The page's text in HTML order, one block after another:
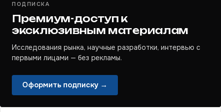
ПОДПИСКА
Премиум-доступ к
эксклюзивным материалам
Исследования рынка, научные разработки, интервью с
первыми лицами — без рекламы.
Оформить подписку →